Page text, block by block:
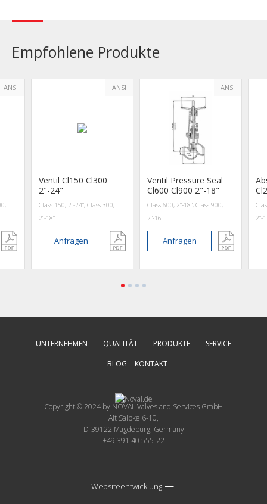
Empfohlene Produkte
ANSI ANSI
Ventil Cl150 Cl300
2"-24"
Class 150, 2"-24", Class 300,
2"-18"
Anfragen
ANSI
Ventil Pressure Seal
Cl600 Cl900 2"-18"
Class 600, 2"-18", Class 900,
2"-16"
Anfragen
2"-
UNTERNEHMEN QUALITÄT PRODUKTE
SERVICE
BLOG
KONTAKT
Copyright © 2024 by NOVAL Valves and Services GmbH
Alt Salbke 6-10,
D-39122 Magdeburg, Germany
+49 391 40 555-22
Websiteentwicklung—